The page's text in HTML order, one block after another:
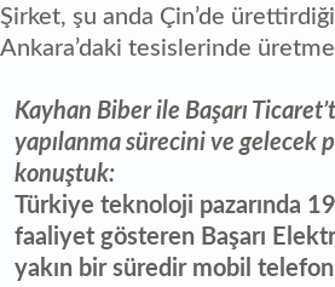
Şirket, şu anda Çin’de ürettirdiği
Ankara’daki tesislerinde
Kayhan Biber ile Başarı
yapılanma sürecini ve gelecek
konuştuk:
Türkiye teknoloji pazarında
faaliyet gösteren Başarı
yakın bir süredir mobil